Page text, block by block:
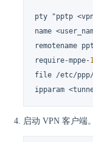
pty "pptp
name
remotename
require-mppe-
file /etc/ppp/
ipparam
启动 VPN 客户端。